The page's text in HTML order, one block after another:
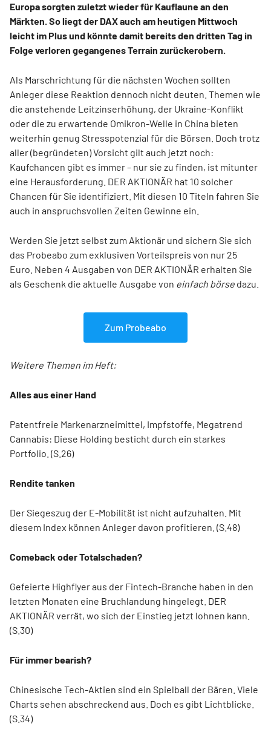
Europa sorgten zuletzt wieder für Kauflaune an den
Märkten. So liegt der DAX auch am heutigen Mittwoch
leicht im Plus und könnte damit bereits den dritten Tag in
Folge verloren gegangenes Terrain zurückerobern.
Als Marschrichtung für die nächsten Wochen sollten
Anleger diese Reaktion dennoch nicht deuten. Themen wie
die anstehende Leitzinserhöhung, der Ukraine-Konflikt
oder die zu erwartende Omikron-Welle in China bieten
weiterhin genug Stresspotenzial für die Börsen. Doch trotz
aller (begründeten) Vorsicht gilt auch jetzt noch:
Kaufchancen gibt es immer – nur sie zu finden, ist mitunter
eine Herausforderung. DER AKTIONÄR hat 10 solcher
Chancen für Sie identifiziert. Mit diesen 10 Titeln fahren Sie
auch in anspruchsvollen Zeiten Gewinne ein.
Werden Sie jetzt selbst zum Aktionär und sichern Sie sich
das Probeabo zum exklusiven Vorteilspreis von nur 25
Euro. Neben 4 Ausgaben von DER AKTIONÄR erhalten Sie
als Geschenk die aktuelle Ausgabe von einfach börse dazu.
Zum Probeabo
Weitere Themen im Heft:
Alles aus einer Hand
Patentfreie Markenarzneimittel, Impfstoffe, Megatrend
Cannabis: Diese Holding besticht durch ein starkes
Portfolio. (S.26)
Rendite tanken
Der Siegeszug der E-Mobilität ist nicht aufzuhalten. Mit
diesem Index können Anleger davon profitieren. (S.48)
Comeback oder Totalschaden?
Gefeierte Highflyer aus der Fintech-Branche haben in den
letzten Monaten eine Bruchlandung hingelegt. DER
AKTIONÄR verrät, wo sich der Einstieg jetzt lohnen kann.
(S.30)
Für immer bearish?
Chinesische Tech-Aktien sind ein Spielball der Bären. Viele
Charts sehen abschreckend aus. Doch es gibt Lichtblicke.
(S.34)